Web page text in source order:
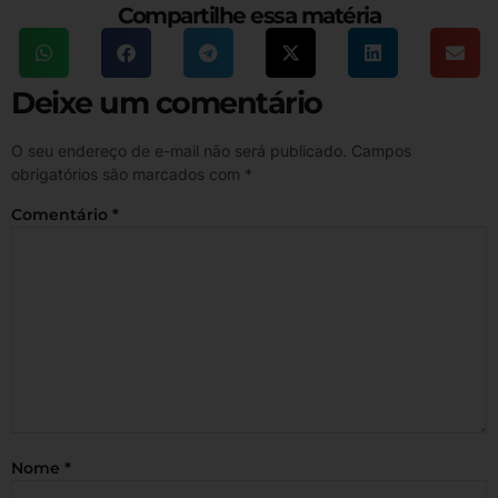
Compartilhe essa matéria
Deixe um comentário
O seu endereço de e-mail não será publicado. Campos
obrigatórios são marcados com *
Comentário *
Nome *